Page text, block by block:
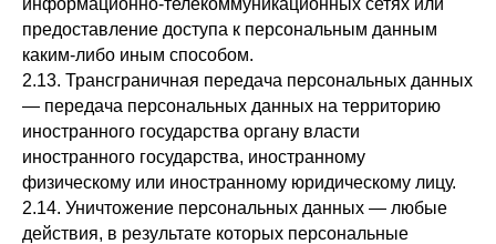
информационно-телекоммуникационных сетях или
предоставление доступа к персональным данным
каким-либо иным способом.
2.13. Трансграничная передача персональных данных
— передача персональных данных на территорию
иностранного государства органу власти
иностранного государства, иностранному
физическому или иностранному юридическому лицу.
2.14. Уничтожение персональных данных — любые
действия, в результате которых персональные